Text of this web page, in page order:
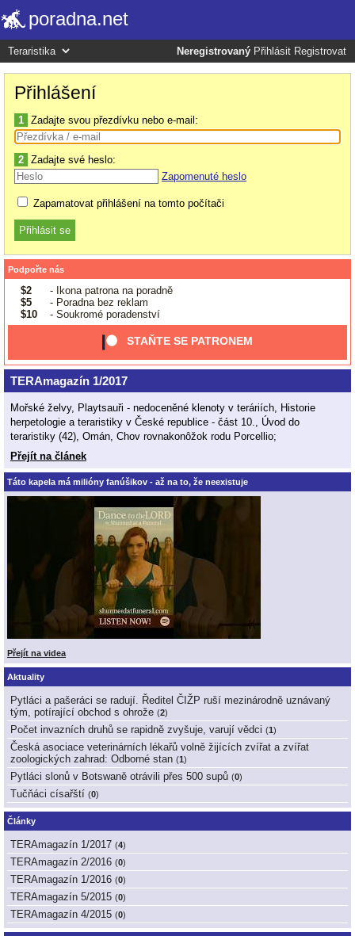
poradna.net
Neregistrovaný Přihlásit Registrovat
Přihlášení
1 Zadajte svou přezdívku nebo e-mail:
2 Zadajte své heslo:
Zapomenuté heslo
Zapamatovat přihlášení na tomto počítači
Podpořte nás
$2
- Ikona patrona na poradně
$5
- Poradna bez reklam
$10
- Soukromé poradenství
STAŇTE SE PATRONEM
TERAmagazín 1/2017
Mořské želvy, Playtsauři - nedoceněné klenoty v teráriích, Historie
herpetologie a teraristiky v České republice - část 10., Úvod do
teraristiky (42), Omán, Chov rovnakonôžok rodu Porcellio;
Přejít na článek
Táto kapela má milióny fanúšikov - až na to, že neexistuje
Přejít na videa
Aktuality
Pytláci a pašeráci se radují. Ředitel ČIŽP ruší mezinárodně uznávaný
tým, potírající obchod s ohrože (2)
Počet invazních druhů se rapidně zvyšuje, varují vědci (1)
Česká asociace veterinárních lékařů volně žijících zvířat a zvířat
zoologických zahrad: Odborné stan (1)
Pytláci slonů v Botswaně otrávili přes 500 supů (0)
Tučňáci císařští (0)
Články
TERAmagazín 1/2017 (4)
TERAmagazín 2/2016 (0)
TERAmagazín 1/2016 (0)
TERAmagazín 5/2015 (0)
TERAmagazín 4/2015 (0)